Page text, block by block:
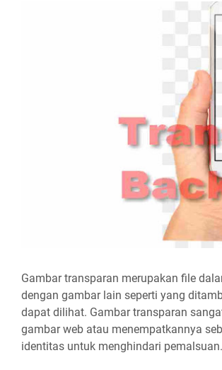
Gambar transparan merupakan file
dengan gambar lain seperti yang
dapat dilihat. Gambar transparan
gambar web atau menempatkannya
identitas untuk menghindari pemalsuan.